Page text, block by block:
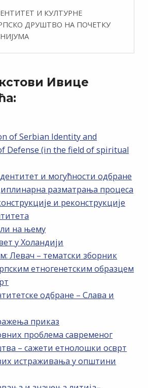
И КУЛТУРНЕ
ДРУШТВО НА ПОЧЕТКУ
Ивице
of Serbian Identity and
Defense (in the field of spiritual
и могућности одбране
разматрања процеса
и реконструкције
на њему
у Холандији
Левач – тематски зборник
етногенетским образцем
одбране – Слава и
приказ
проблема савременог
– сажети етнолошки осврт
истраживања у општини